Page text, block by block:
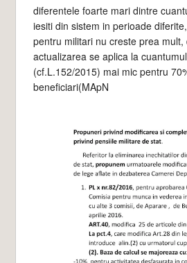
diferentele foarte mari dintre
iesiti din sistem in perioade
pentru militari nu creste prea mult,
actualizarea se aplica la
(cf.L.152/2015) mai mic pentru
beneficiari(MApN